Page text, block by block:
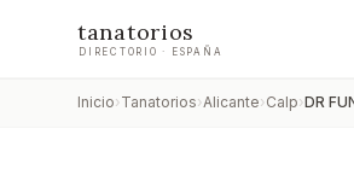
tanatorios
DIRECTORIO · ESPAÑA
Inicio›Tanatorios›Alicante›Calp›DR